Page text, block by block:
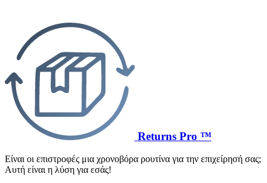
Returns Pro ™
Είναι οι επιστροφές μια χρονοβόρα ρουτίνα για την επιχείρησή σας;
Αυτή είναι η λύση για εσάς!